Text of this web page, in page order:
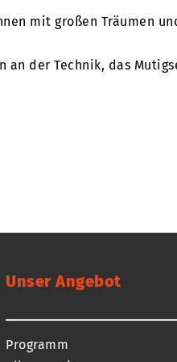
mit großen Träumen
an der Technik, das
Unser Angebot
Programm